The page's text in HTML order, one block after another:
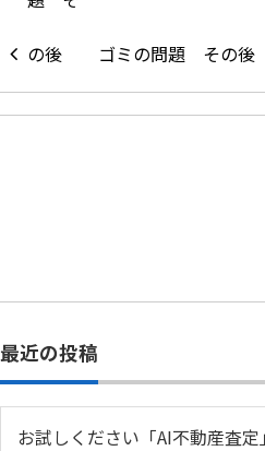
ゴミの問題 その後
最近の投稿
お試しください「AI不動産査定」